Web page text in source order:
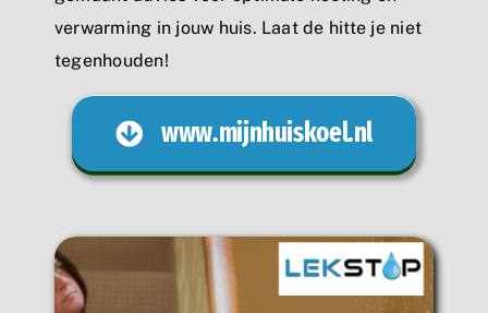
verwarming in jouw huis. Laat de hitte je niet
tegenhouden!
www.mijnhuiskoel.nl